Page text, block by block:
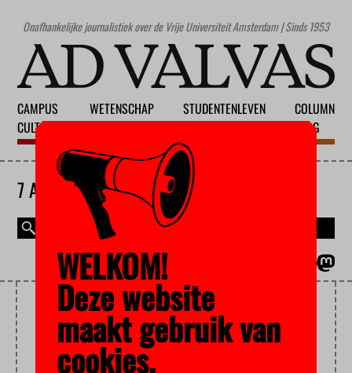
Onafhankelijke journalistiek over de Vrije Universiteit Amsterdam | Sinds 1953
CAMPUS
CULTUUR
WETENSCHAP
STUDENTENLEVEN
COLUMN
BLOG
7 AUGUSTUS 2026
WO
WELKOM!
Deze website
maakt gebruik van
cookies.